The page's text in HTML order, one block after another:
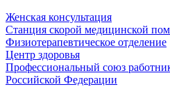
Женская консультация
Станция скорой медицинской
Физиотерапевтическое отделение
Центр здоровья
Профессиональный союз
Российской Федерации